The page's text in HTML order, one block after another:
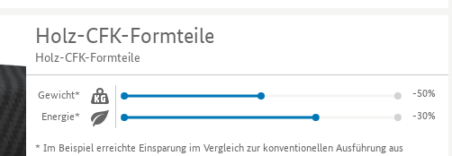
Holz-CFK-Formteile
Holz-CFK-Formteile
Gewicht*
-50%
Energie*
-30%
* Im Beispiel erreichte Einsparung im Vergleich zur konventionellen Ausführung aus